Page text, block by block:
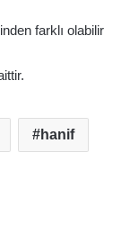
farklı olabilir
hanif